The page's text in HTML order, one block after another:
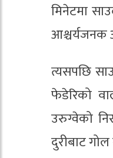
मिनेटमा
आश्चर्यजनक
त्यसपछि
फेडेरिको
उरुग्वेको
दुरीबाट